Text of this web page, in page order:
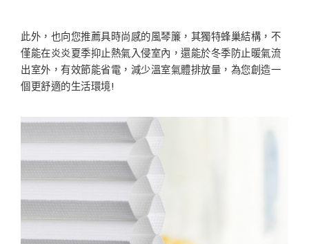
此外，也向您推薦具時尚感的風琴簾，其獨特蜂巢結構，不
僅能在炎炎夏季抑止熱氣入侵室內，還能於冬季防止暖氣流
出室外，有效節能省電，減少溫室氣體排放量，為您創造一
個更舒適的生活環境!